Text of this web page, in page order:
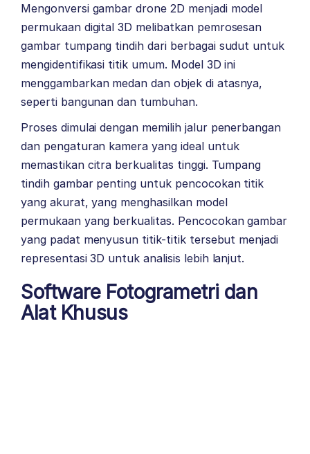
Mengonversi gambar drone 2D menjadi model
permukaan digital 3D melibatkan pemrosesan
gambar tumpang tindih dari berbagai sudut untuk
mengidentifikasi titik umum. Model 3D ini
menggambarkan medan dan objek di atasnya,
seperti bangunan dan tumbuhan.
Proses dimulai dengan memilih jalur penerbangan
dan pengaturan kamera yang ideal untuk
memastikan citra berkualitas tinggi. Tumpang
tindih gambar penting untuk pencocokan titik
yang akurat, yang menghasilkan model
permukaan yang berkualitas. Pencocokan gambar
yang padat menyusun titik-titik tersebut menjadi
representasi 3D untuk analisis lebih lanjut.
Software Fotogrametri dan
Alat Khusus